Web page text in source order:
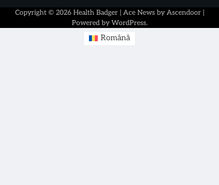
Copyright © 2026 Health Badger| Ace News by Ascendoor|
Powered by WordPress.
Română